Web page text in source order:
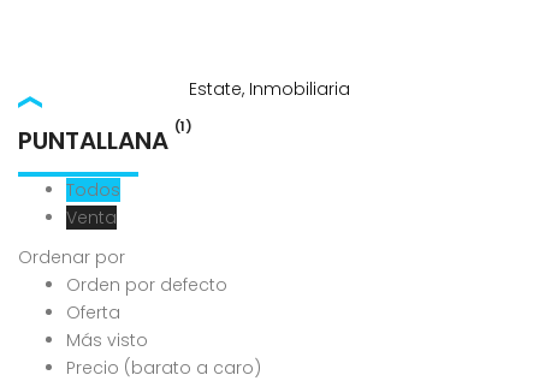
PUNTALLANA (1)
Todos
Venta
Ordenar por
Orden por defecto
Oferta
Más visto
Precio (barato a caro)